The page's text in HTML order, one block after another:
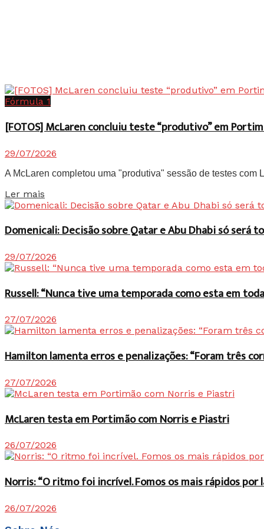
Fórmula 1
[FOTOS] McLaren concluiu teste “produtivo” em
29/07/2026
A McLaren completou uma "produtiva" sessão de testes
Ler mais
Domenicali: Decisão sobre Qatar e Abu Dhabi só será
29/07/2026
Russell: “Nunca tive uma temporada como esta em
27/07/2026
Hamilton lamenta erros e penalizações: “Foram três
27/07/2026
McLaren testa em Portimão com Norris e Piastri
26/07/2026
Norris: “O ritmo foi incrível. Fomos os mais rápidos por
26/07/2026